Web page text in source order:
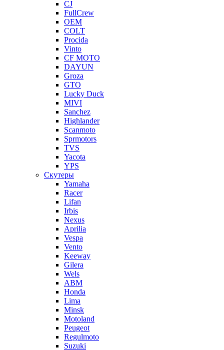
CJ
FullCrew
OEM
COLT
Procida
Vinto
CF MOTO
DAYUN
Groza
GTO
Lucky Duck
MIVI
Sanchez
Highlander
Scanmoto
Sprmotors
TVS
Yacota
YPS
Скутеры
Yamaha
Racer
Lifan
Irbis
Nexus
Aprilia
Vespa
Vento
Keeway
Gilera
Wels
ABM
Honda
Lima
Minsk
Motoland
Peugeot
Regulmoto
Suzuki